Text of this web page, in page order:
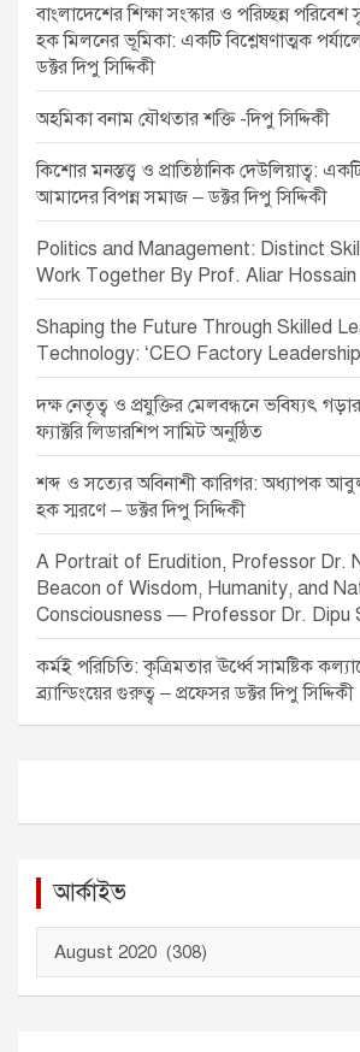
বাংলাদেশের শিক্ষা সংস্কার ও পরিচ্ছন্ন
হক মিলনের ভূমিকা: একটি বিশ্লেষণাত্মক
ডক্টর দিপু সিদ্দিকী
অহমিকা বনাম যৌথতার শক্তি -দিপু সিদ্দিকী
কিশোর মনস্তত্ত্ব ও প্রাতিষ্ঠানিক দেউলিয়াত্ব:
আমাদের বিপন্ন সমাজ – ডক্টর দিপু সিদ্দিকী
Politics and Management: Distinct
Work Together By Prof. Aliar Hossain
Shaping the Future Through Skilled
Technology: ‘CEO Factory
দক্ষ নেতৃত্ব ও প্রযুক্তির মেলবন্ধনে ভবিষ্যৎ
ফ্যাক্টরি লিডারশিপ সামিট অনুষ্ঠিত
শব্দ ও সত্যের অবিনাশী কারিগর: অধ্যাপক
হক স্মরণে – ডক্টর দিপু সিদ্দিকী
A Portrait of Erudition, Professor Dr.
Beacon of Wisdom, Humanity, and
Consciousness — Professor Dr. Dipu
কর্মই পরিচিতি: কৃত্রিমতার ঊর্ধ্বে সামষ্টিক
ব্র্যান্ডিংয়ের গুরুত্ব – প্রফেসর ডক্টর দিপু সিদ্দিকী
আর্কাইভ
ই